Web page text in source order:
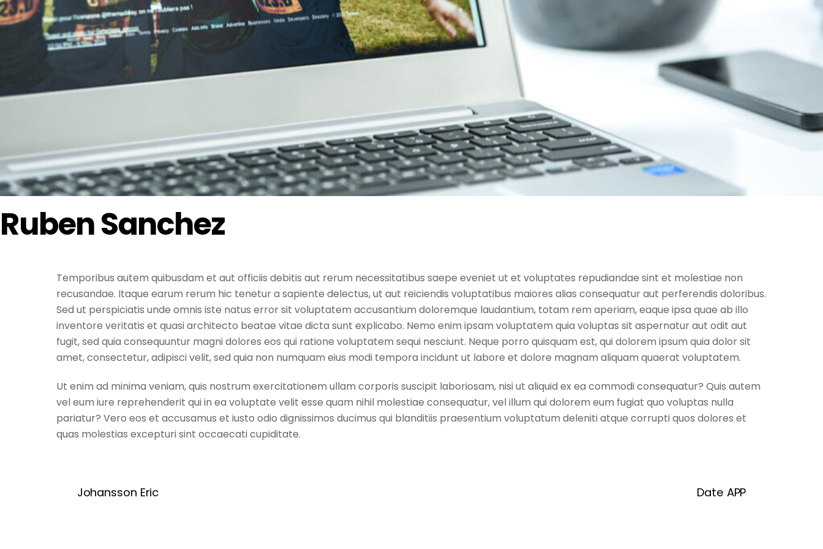
Ruben Sanchez
Temporibus autem quibusdam et aut officiis debitis aut rerum necessitatibus saepe eveniet ut et voluptates repudiandae sint et molestiae non
recusandae. Itaque earum rerum hic tenetur a sapiente delectus, ut aut reiciendis voluptatibus maiores alias consequatur aut perferendis doloribus.
Sed ut perspiciatis unde omnis iste natus error sit voluptatem accusantium doloremque laudantium, totam rem aperiam, eaque ipsa quae ab illo
inventore veritatis et quasi architecto beatae vitae dicta sunt explicabo. Nemo enim ipsam voluptatem quia voluptas sit aspernatur aut odit aut
fugit, sed quia consequuntur magni dolores eos qui ratione voluptatem sequi nesciunt. Neque porro quisquam est, qui dolorem ipsum quia dolor sit
amet, consectetur, adipisci velit, sed quia non numquam eius modi tempora incidunt ut labore et dolore magnam aliquam quaerat voluptatem.
Ut enim ad minima veniam, quis nostrum exercitationem ullam corporis suscipit laboriosam, nisi ut aliquid ex ea commodi consequatur? Quis autem
vel eum iure reprehenderit qui in ea voluptate velit esse quam nihil molestiae consequatur, vel illum qui dolorem eum fugiat quo voluptas nulla
pariatur? Vero eos et accusamus et iusto odio dignissimos ducimus qui blanditiis praesentium voluptatum deleniti atque corrupti quos dolores et
quas molestias excepturi sint occaecati cupiditate.
Johansson Eric Date APP